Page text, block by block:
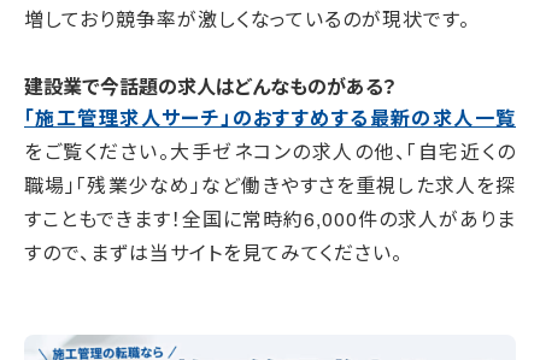
増しており競争率が激しくなっているのが現状です。
建設業で今話題の求人はどんなものがある？
「施工管理求人サーチ」のおすすめする最新の求人一覧
をご覧ください。大手ゼネコンの求人の他、「自宅近くの
職場」「残業少なめ」など働きやすさを重視した求人を探
すこともできます！全国に常時約6,000件の求人がありま
すので、まずは当サイトを見てみてください。